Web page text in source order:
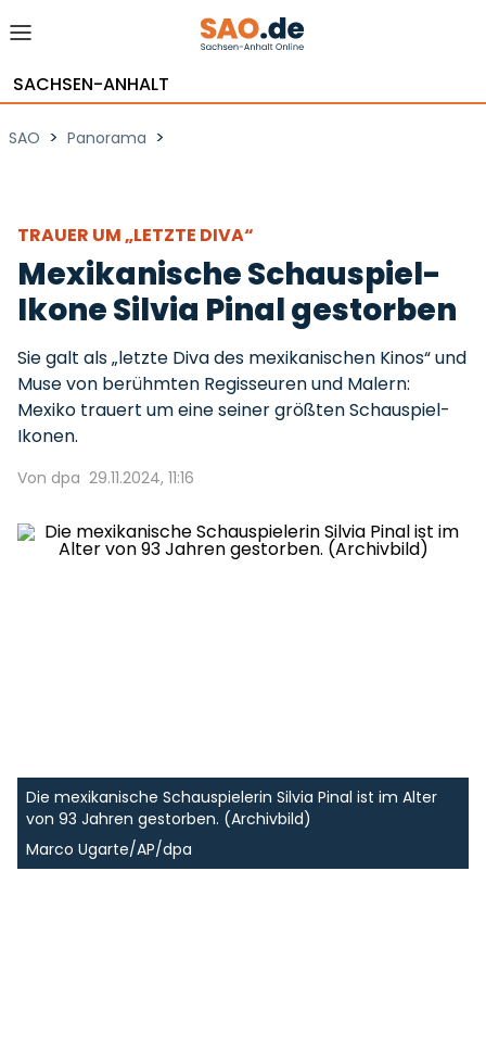
SACHSEN-ANHALT
SAO > Panorama >
TRAUER UM „LETZTE DIVA“
Mexikanische Schauspiel-
Ikone Silvia Pinal gestorben
Sie galt als „letzte Diva des mexikanischen Kinos“ und
Muse von berühmten Regisseuren und Malern:
Mexiko trauert um eine seiner größten Schauspiel-
Ikonen.
Von dpa 29.11.2024, 11:16
Die mexikanische Schauspielerin Silvia Pinal ist im Alter
von 93 Jahren gestorben. (Archivbild)
Marco Ugarte/AP/dpa